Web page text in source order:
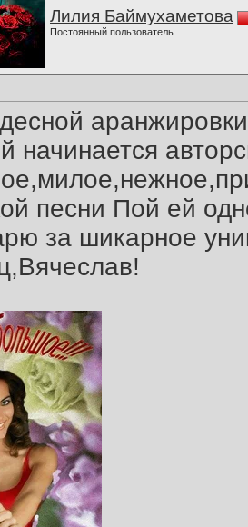
Лилия Баймухаметова
Постоянный пользователь
начинается
песни Пой ей
за шикарное